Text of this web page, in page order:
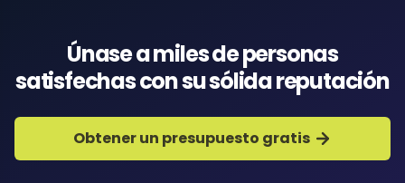
Únase a miles de personas
satisfechas con su sólida reputación
Obtener un presupuesto gratis